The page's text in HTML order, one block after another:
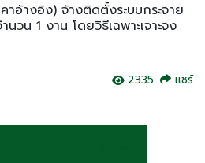
าอ้างอิง) จ้างติดตั้งระบบกระจาย
1 งาน โดยวิธีเฉพาะเจาะจง
2335
แชร์